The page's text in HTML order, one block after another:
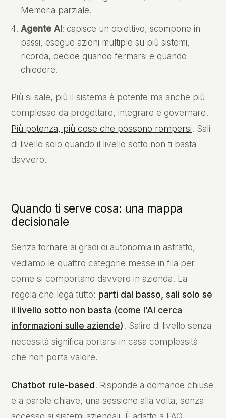
Memoria parziale.
Agente AI: capisce un obiettivo, scompone in
passi, esegue azioni multiple su più sistemi,
ricorda, decide quando fermarsi e quando
chiedere.
Più si sale, più il sistema è potente ma anche più
complesso da progettare, integrare e governare.
Più potenza, più cose che possono rompersi. Sali
di livello solo quando il livello sotto non ti basta
davvero.
Quando ti serve cosa: una mappa
decisionale
Senza tornare ai gradi di autonomia in astratto,
vediamo le quattro categorie messe in fila per
come si comportano davvero in azienda. La
regola che lega tutto: parti dal basso, sali solo se
il livello sotto non basta (come l’AI cerca
informazioni sulle aziende). Salire di livello senza
necessità significa portarsi in casa complessità
che non porta valore.
Chatbot rule-based. Risponde a domande chiuse
e a parole chiave, una sessione alla volta, senza